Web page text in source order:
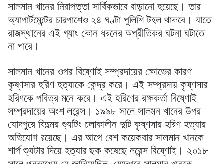
সালমান খানের নিরাপত্তা সার্বিকভাবে বাড়ানো হয়েছে। তার
অ্যাপার্টমেন্টের চারপাশেও ২৪ ঘণ্টা পুলিশি টহল থাকবে। যাতে
রাজস্থানের এই গ্যাং কোন ধরনের অপ্রীতিকর ঘটনা ঘটাতে
না পারে।
সালমান খানের ওপর বিষ্ণোই সম্প্রদায়ের ক্ষোভের কারণ
কৃষ্ণসার হরিণ হত্যাকে কেন্দ্র করে। এই সম্প্রদায় কৃষ্ণসার
হরিণকে পবিত্র মনে করে। এই হরিণের রক্ষকর্তা বিষ্ণোই
সম্প্রদায়ের অংশ লরেন্স। ১৯৯৮ সালে সালমন খানের উপর
যোদপুরে ফিল্মের শ্যুটিং চলাকালীন দুটি কৃষ্ণসার হরিণ হত্যার
অভিযোগ রয়েছে। এর আগে বেশ কয়েকবার সালমান খানকে
শার্প শ্যুটার দিয়ে হত্যার ছক কষেছে লরেন্স বিষ্ণোই। ২০১৮